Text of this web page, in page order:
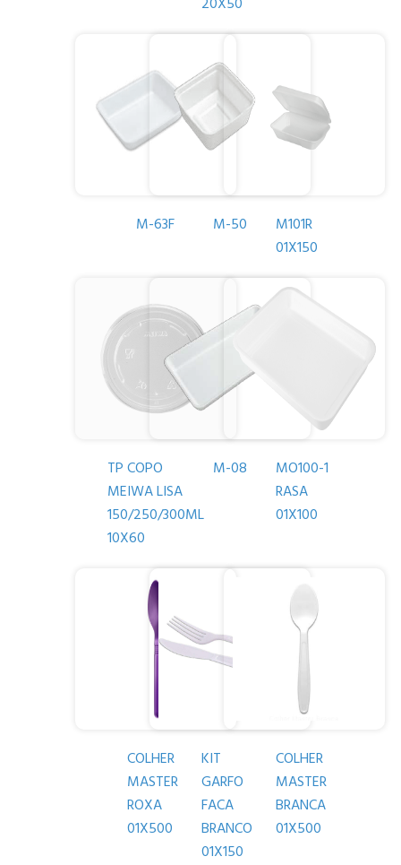
M-63F M-50
M101R
01X150
TP COPO
MEIWA LISA
150/250/300ML
10X60
M-08
MO100-1
RASA
01X100
COLHER
MASTER
ROXA
01X500
KIT
GARFO
FACA
BRANCO
01X150
COLHER
MASTER
BRANCA
01X500